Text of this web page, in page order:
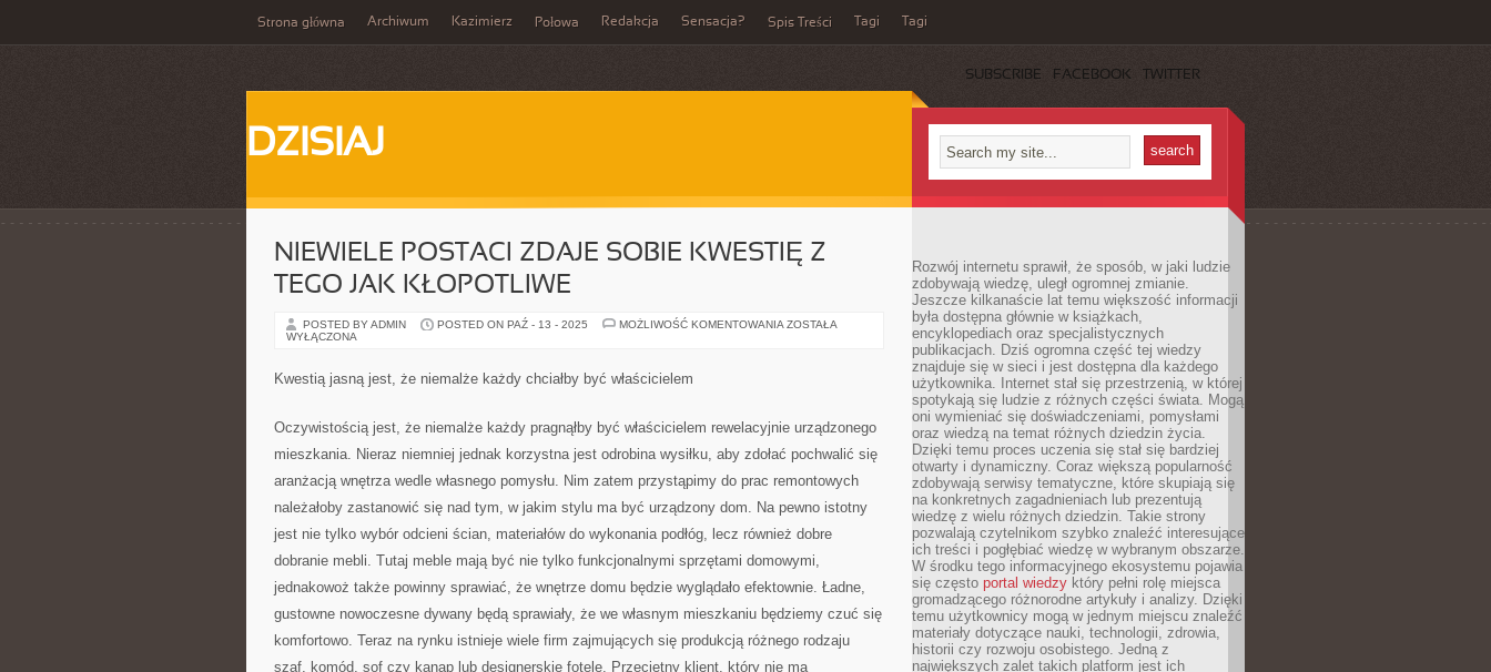
Strona główna Archiwum Kazimierz Połowa Redakcja Sensacja? Spis Treści Tagi Tagi
SUBSCRIBE FACEBOOK TWITTER
DZISIAJ
NIEWIELE POSTACI ZDAJE SOBIE KWESTIĘ Z
TEGO JAK KŁOPOTLIWE
POSTED BY ADMIN POSTED ON PAŹ - 13 - 2025 MOŻLIWOŚĆ KOMENTOWANIA NIEWIELE
KŁOPOTLIWE
ZOSTAŁA
WYŁĄCZONA
Kwestią jasną jest, że niemalże każdy chciałby być właścicielem
Oczywistością jest, że niemalże każdy pragnąłby być właścicielem rewelacyjnie urządzonego
mieszkania. Nieraz niemniej jednak korzystna jest odrobina wysiłku, aby zdołać pochwalić się
aranżacją wnętrza wedle własnego pomysłu. Nim zatem przystąpimy do prac remontowych
należałoby zastanowić się nad tym, w jakim stylu ma być urządzony dom. Na pewno istotny
jest nie tylko wybór odcieni ścian, materiałów do wykonania podłóg, lecz również dobre
dobranie mebli. Tutaj meble mają być nie tylko funkcjonalnymi sprzętami domowymi,
jednakowoż także powinny sprawiać, że wnętrze domu będzie wyglądało efektownie. Ładne,
gustowne nowoczesne dywany będą sprawiały, że we własnym mieszkaniu będziemy czuć się
komfortowo. Teraz na rynku istnieje wiele firm zajmujących się produkcją różnego rodzaju
szaf, komód, sof czy kanap lub designerskie fotele. Przeciętny klient, który nie ma
Rozwój internetu sprawił, że sposób, w jaki ludzie
zdobywają wiedzę, uległ ogromnej zmianie.
Jeszcze kilkanaście lat temu większość informacji
była dostępna głównie w książkach,
encyklopediach oraz specjalistycznych
publikacjach. Dziś ogromna część tej wiedzy
znajduje się w sieci i jest dostępna dla każdego
użytkownika. Internet stał się przestrzenią, w której
spotykają się ludzie z różnych części świata. Mogą
oni wymieniać się doświadczeniami, pomysłami
oraz wiedzą na temat różnych dziedzin życia.
Dzięki temu proces uczenia się stał się bardziej
otwarty i dynamiczny. Coraz większą popularność
zdobywają serwisy tematyczne, które skupiają się
na konkretnych zagadnieniach lub prezentują
wiedzę z wielu różnych dziedzin. Takie strony
pozwalają czytelnikom szybko znaleźć interesujące
ich treści i pogłębiać wiedzę w wybranym obszarze.
W środku tego informacyjnego ekosystemu pojawia
się często portal wiedzy który pełni rolę miejsca
gromadzącego różnorodne artykuły i analizy. Dzięki
temu użytkownicy mogą w jednym miejscu znaleźć
materiały dotyczące nauki, technologii, zdrowia,
historii czy rozwoju osobistego. Jedną z
największych zalet takich platform jest ich